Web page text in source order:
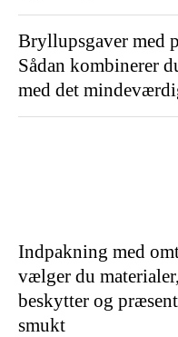
Bryllupsgaver med
Sådan kombinerer
med det
Indpakning med
vælger du
beskytter og
smukt